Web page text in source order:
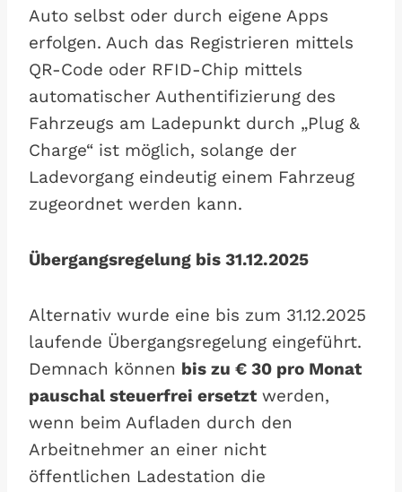
Auto selbst oder durch eigene Apps
erfolgen. Auch das Registrieren mittels
QR-Code oder RFID-Chip mittels
automatischer Authentifizierung des
Fahrzeugs am Ladepunkt durch „Plug &
Charge“ ist möglich, solange der
Ladevorgang eindeutig einem Fahrzeug
zugeordnet werden kann.
Übergangsregelung bis 31.12.2025
Alternativ wurde eine bis zum 31.12.2025
laufende Übergangsregelung eingeführt.
Demnach können bis zu € 30 pro Monat
pauschal steuerfrei ersetzt werden,
wenn beim Aufladen durch den
Arbeitnehmer an einer nicht
öffentlichen Ladestation die